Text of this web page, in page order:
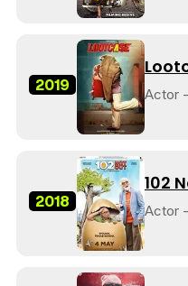
2019 Actor
2018
102
Actor